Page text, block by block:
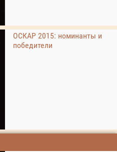
ОСКАР 2015: номинанты и
победители